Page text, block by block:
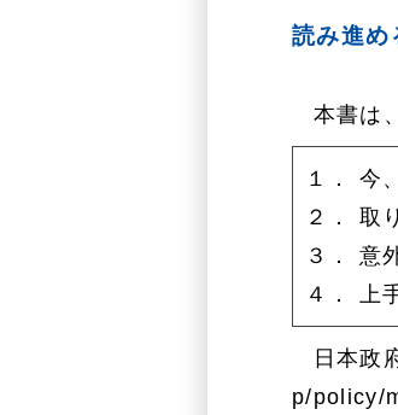
読み進め
本書は
１． 今
２． 取
３． 意
４． 上
日本政
p/policy/